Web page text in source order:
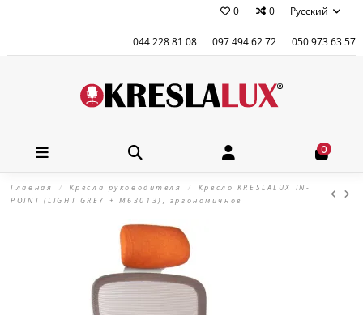
0 0 Русский
044 228 81 08 097 494 62 72 050 973 63 57
0
Главная Кресла руководителя
Кресло KRESLALUX IN-
POINT (LIGHT GREY + M63013), эргономичное